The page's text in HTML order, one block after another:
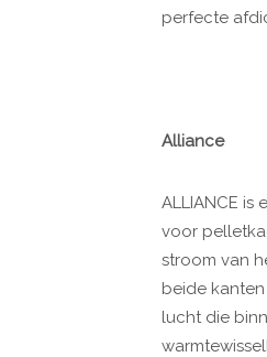
perfecte
Alliance
ALLIANCE
voor
stroom van
beide
lucht die